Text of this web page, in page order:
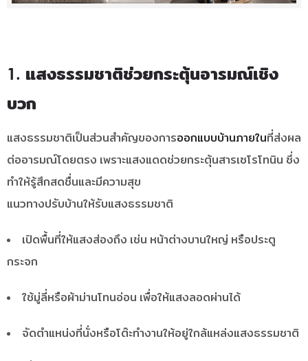
1. แสงธรรมชาติช่วยกระตุ้นอารมณ์เชิง
บวก
แสงธรรมชาติเป็นส่วนสำคัญของการออกแบบบ้านภายในที่ส่งผล
ต่ออารมณ์โดยตรง เพราะแสงแดดช่วยกระตุ้นสารเซโรโทนิน ซึ่ง
ทำให้รู้สึกสดชื่นและมีความสุข
แนวทางปรับบ้านให้รับแสงธรรมชาติ
เปิดพื้นที่ให้แสงส่องถึง เช่น หน้าต่างบานใหญ่ หรือประตู
กระจก
ใช้มู่ลี่หรือผ้าม่านโทนอ่อน เพื่อให้แสงลอดผ่านได้
จัดตำแหน่งที่นั่งหรือโต๊ะทำงานให้อยู่ใกล้แหล่งแสงธรรมชาติ